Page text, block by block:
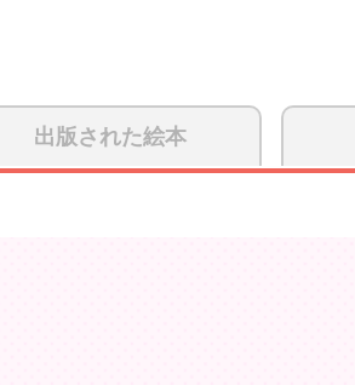
出版された絵本